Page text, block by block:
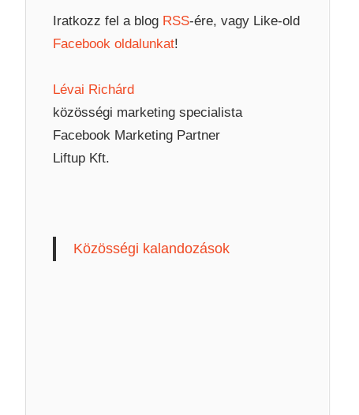
Iratkozz fel a blog RSS-ére, vagy Like-old
Facebook oldalunkat!
Lévai Richárd
közösségi marketing specialista
Facebook Marketing Partner
Liftup Kft.
Közösségi kalandozások